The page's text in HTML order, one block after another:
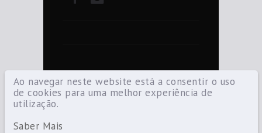
Ao navegar neste website está a consentir o uso
de cookies para uma melhor experiência de
utilização.
Saber Mais
©2021 Diocese de Santarém — Todos os
direitos reservados.